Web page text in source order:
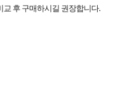
교 후 구매하시길 권장합니다.